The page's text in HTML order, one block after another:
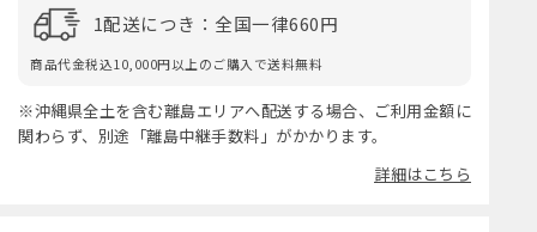
1配送につき：全国一律660円
商品代金税込10,000円以上のご購入で送料無料
※沖縄県全土を含む離島エリアへ配送する場合、ご利用金額に
関わらず、別途「離島中継手数料」がかかります。
詳細はこちら